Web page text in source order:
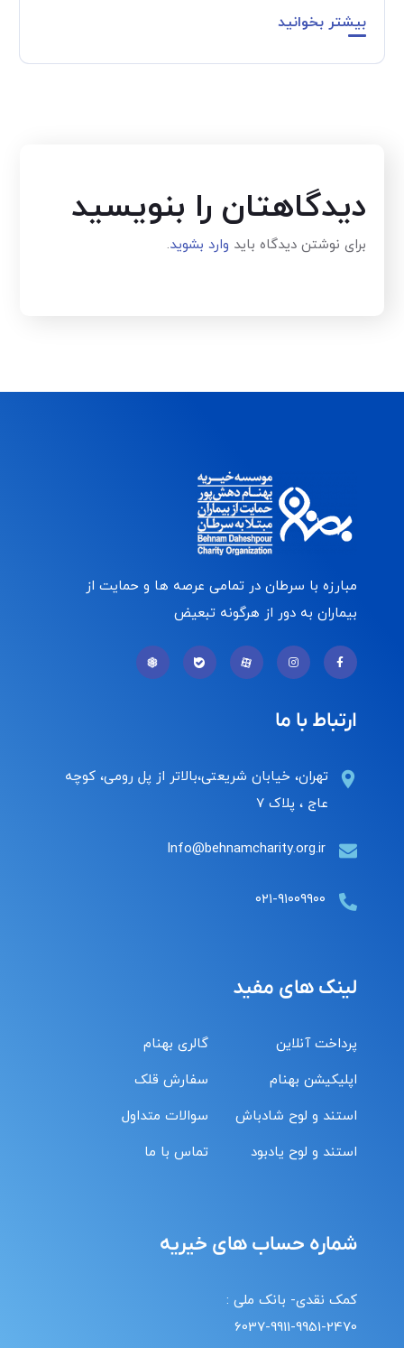
بیشتر بخوانید
دیدگاهتان را بنویسید
برای نوشتن دیدگاه باید وارد بشوید.
مبارزه با سرطان در تمامی عرصه ها و حمایت از
بیماران به دور از هرگونه تبعیض
ارتباط با ما
تهران، خیابان شریعتی،بالاتر از پل رومی، کوچه
عاج ، پلاک ۷
Info@behnamcharity.org.ir
۰۲۱-۹۱۰۰۹۹۰۰
لینک های مفید
پرداخت آنلاین
اپلیکیشن بهنام
استند و لوح شادباش
استند و لوح یادبود
گالری بهنام
سفارش قلک
سوالات متداول
تماس با ما
شماره حساب های خیریه
کمک نقدی- بانک ملی :
6037-9911-9951-2470